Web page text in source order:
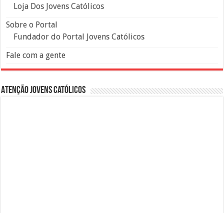
Loja Dos Jovens Católicos
Sobre o Portal
Fundador do Portal Jovens Católicos
Fale com a gente
Atenção Jovens Católicos